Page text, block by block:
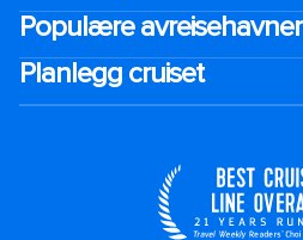
Populære avreisehavner
Planlegg cruiset